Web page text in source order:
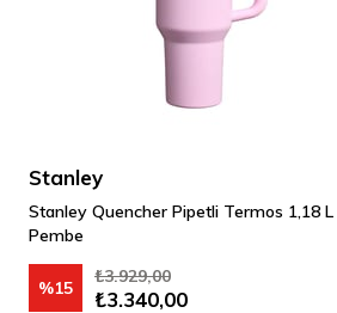
Stanley
Stanley Quencher Pipetli Termos 1,18 L
Pembe
₺3.340,00
₺3.929,00
%15